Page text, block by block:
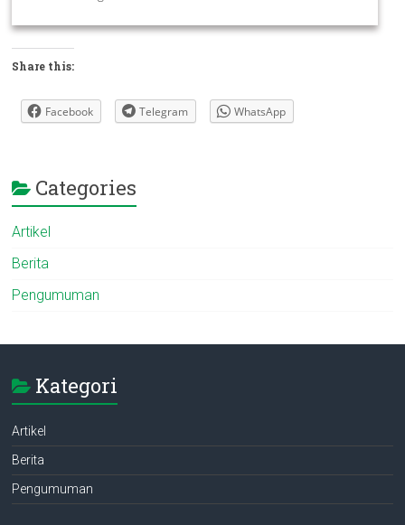
Share this:
Facebook Telegram WhatsApp
Categories
Artikel
Berita
Pengumuman
Kategori
Artikel
Berita
Pengumuman